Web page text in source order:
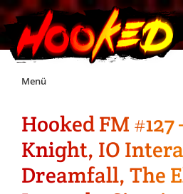
Skip
Menü
Unterstützt Hooked!
Exklusiv für Supporter*innen
Hooked FM
Knight, IO
Dreamfall, The